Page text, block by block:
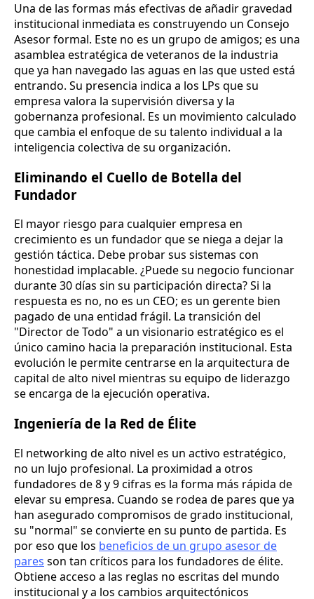
Una de las formas más efectivas de añadir gravedad
institucional inmediata es construyendo un Consejo
Asesor formal. Este no es un grupo de amigos; es una
asamblea estratégica de veteranos de la industria
que ya han navegado las aguas en las que usted está
entrando. Su presencia indica a los LPs que su
empresa valora la supervisión diversa y la
gobernanza profesional. Es un movimiento calculado
que cambia el enfoque de su talento individual a la
inteligencia colectiva de su organización.
Eliminando el Cuello de Botella del
Fundador
El mayor riesgo para cualquier empresa en
crecimiento es un fundador que se niega a dejar la
gestión táctica. Debe probar sus sistemas con
honestidad implacable. ¿Puede su negocio funcionar
durante 30 días sin su participación directa? Si la
respuesta es no, no es un CEO; es un gerente bien
pagado de una entidad frágil. La transición del
"Director de Todo" a un visionario estratégico es el
único camino hacia la preparación institucional. Esta
evolución le permite centrarse en la arquitectura de
capital de alto nivel mientras su equipo de liderazgo
se encarga de la ejecución operativa.
Ingeniería de la Red de Élite
El networking de alto nivel es un activo estratégico,
no un lujo profesional. La proximidad a otros
fundadores de 8 y 9 cifras es la forma más rápida de
elevar su empresa. Cuando se rodea de pares que ya
han asegurado compromisos de grado institucional,
su "normal" se convierte en su punto de partida. Es
por eso que los beneficios de un grupo asesor de
pares son tan críticos para los fundadores de élite.
Obtiene acceso a las reglas no escritas del mundo
institucional y a los cambios arquitectónicos